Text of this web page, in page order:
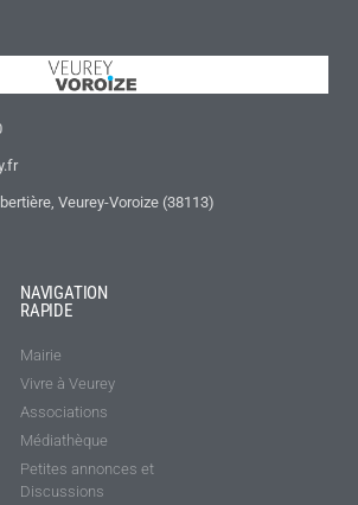
Veurey-Voroize (38113)
NAVIGATION
RAPIDE
Mairie
Vivre à Veurey
Associations
Médiathèque
Petites annonces et
Discussions